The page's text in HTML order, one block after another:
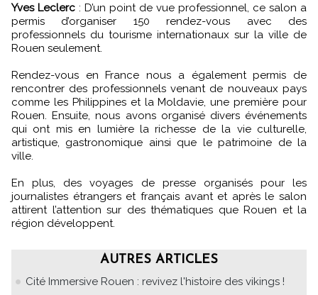
Yves Leclerc : D’un point de vue professionnel, ce salon a
permis d’organiser 150 rendez-vous avec des
professionnels du tourisme internationaux sur la ville de
Rouen seulement.
Rendez-vous en France nous a également permis de
rencontrer des professionnels venant de nouveaux pays
comme les Philippines et la Moldavie, une première pour
Rouen. Ensuite, nous avons organisé divers événements
qui ont mis en lumière la richesse de la vie culturelle,
artistique, gastronomique ainsi que le patrimoine de la
ville.
En plus, des voyages de presse organisés pour les
journalistes étrangers et français avant et après le salon
attirent l’attention sur des thématiques que Rouen et la
région développent.
AUTRES ARTICLES
Cité Immersive Rouen : revivez l'histoire des vikings !